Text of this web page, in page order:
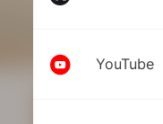
YouTube